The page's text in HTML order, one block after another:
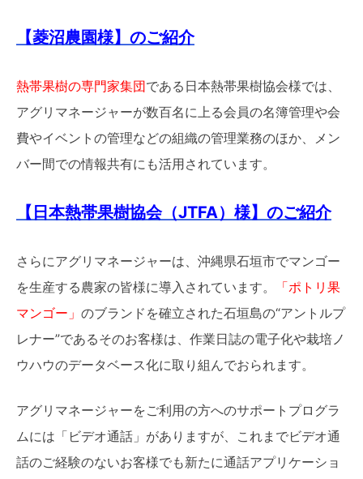
【菱沼農園様】のご紹介
熱帯果樹の専門家集団である日本熱帯果樹協会様では、
アグリマネージャーが数百名に上る会員の名簿管理や会
費やイベントの管理などの組織の管理業務のほか、メン
バー間での情報共有にも活用されています。
【日本熱帯果樹協会（JTFA）様】のご紹介
さらにアグリマネージャーは、沖縄県石垣市でマンゴー
を生産する農家の皆様に導入されています。
「ポトリ果
マンゴー」 のブランドを確立された石垣島の“アントルプ
レナー”であるそのお客様は、作業日誌の電子化や栽培ノ
ウハウのデータベース化に取り組んでおられます。
アグリマネージャーをご利用の方へのサポートプログラ
ムには「ビデオ通話」がありますが、これまでビデオ通
話のご経験のないお客様でも新たに通話アプリケーショ